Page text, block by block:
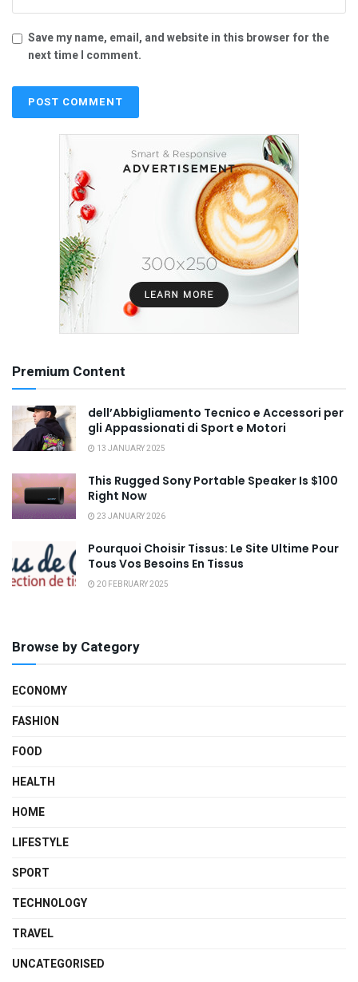
Save my name, email, and website in this browser for the
next time I comment.
Premium Content
dell’Abbigliamento Tecnico e Accessori per
gli Appassionati di Sport e Motori
13 JANUARY 2025
This Rugged Sony Portable Speaker Is $100
Right Now
23 JANUARY 2026
Pourquoi Choisir Tissus: Le Site Ultime Pour
Tous Vos Besoins En Tissus
20 FEBRUARY 2025
Browse by Category
ECONOMY
FASHION
FOOD
HEALTH
HOME
LIFESTYLE
SPORT
TECHNOLOGY
TRAVEL
UNCATEGORISED